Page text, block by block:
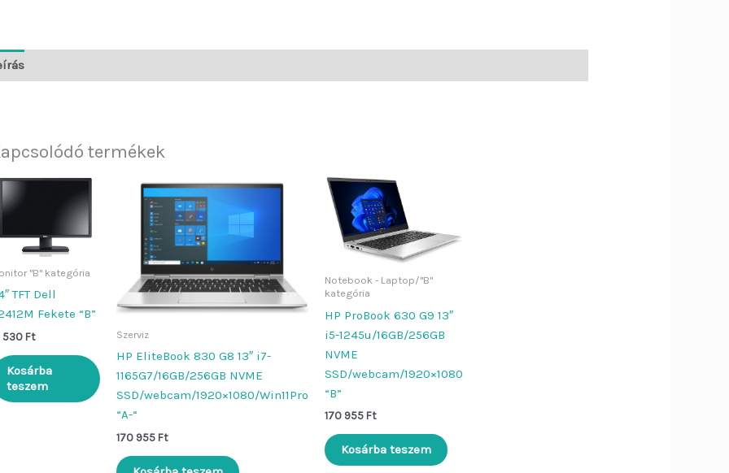
termékek
"B" kategória
TFT Dell
Fekete “B”
530 Ft
Kosárba
teszem
Szerviz
HP EliteBook 830 G8 13″ i7-
1165G7/16GB/256GB NVME
SSD/webcam/1920×1080/Win11Pro
“A-“
170 955 Ft
Notebook - Laptop/"B"
kategória
HP ProBook 630 G9 13″
i5-1245u/16GB/256GB
NVME
SSD/webcam/1920×1080
“B”
170 955 Ft
Kosárba teszem
vagyok. Írj be egy terméknevet (pl.
„Adatvédelem”.